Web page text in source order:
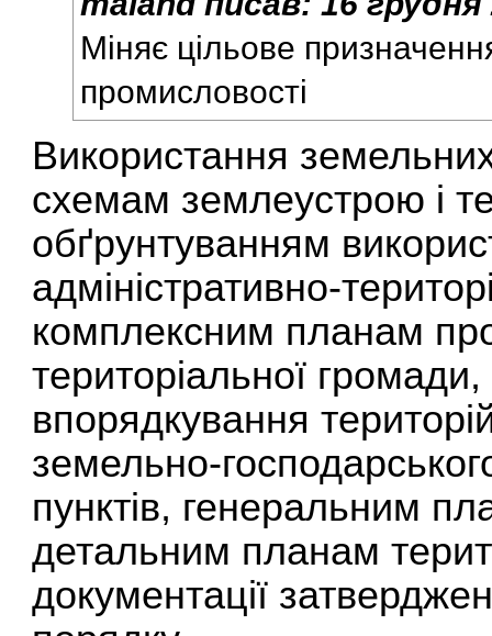
Міняє цільове
промисловості
Використання
схемам землеустрою і
обґрунтуванням
адміністративно-
комплексним планам
територіальної
впорядкування
земельно-
пунктів, генеральним
детальним планам
документації